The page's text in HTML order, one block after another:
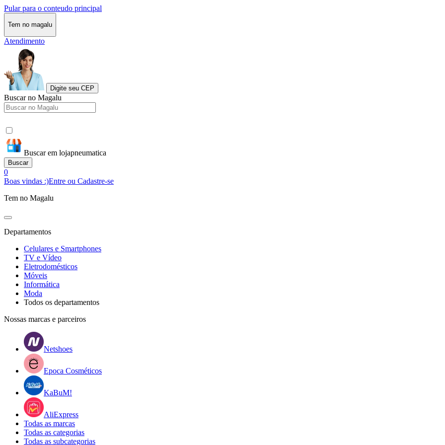
Pular para o conteudo principal
Tem no magalu
Atendimento
Digite seu CEP
Buscar no Magalu
Buscar em lojapneumatica
Buscar
0
Boas vindas :)Entre ou Cadastre-se
Tem no Magalu
Departamentos
Celulares e Smartphones
TV e Vídeo
Eletrodomésticos
Móveis
Informática
Moda
Todos os departamentos
Nossas marcas e parceiros
Netshoes
Epoca Cosméticos
KaBuM!
AliExpress
Todas as marcas
Todas as categorias
Todas as subcategorias